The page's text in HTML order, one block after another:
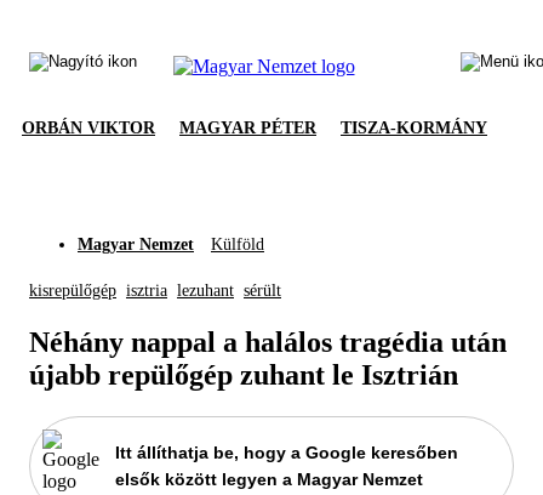
ORBÁN VIKTOR MAGYAR PÉTER TISZA-KORMÁNY
Magyar Nemzet Külföld
kisrepülőgép isztria lezuhant sérült
Néhány nappal a halálos tragédia után
újabb repülőgép zuhant le Isztrián
Itt állíthatja be, hogy a Google keresőben
elsők között legyen a Magyar Nemzet